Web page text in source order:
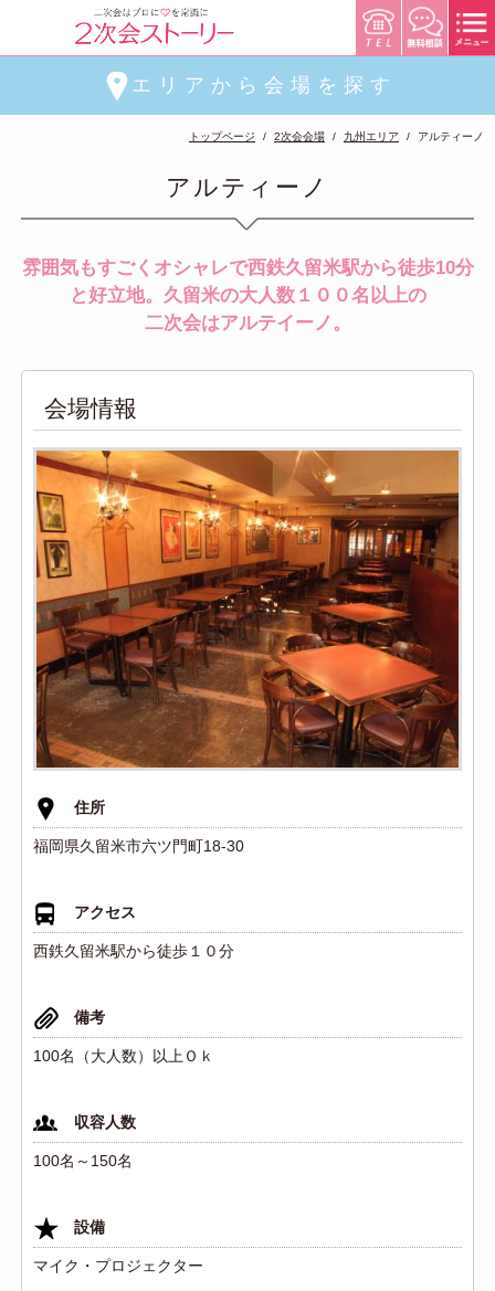
エリアから会場を探す
トップページ 2次会会場 九州エリア アルティーノ
アルティーノ
雰囲気もすごくオシャレで西鉄久留米駅から徒歩10分
と好立地。久留米の大人数１００名以上の
二次会はアルテイーノ。
会場情報
住所
福岡県久留米市六ツ門町18-30
アクセス
西鉄久留米駅から徒歩１０分
備考
100名（大人数）以上Ｏｋ
収容人数
100名～150名
設備
マイク・プロジェクター